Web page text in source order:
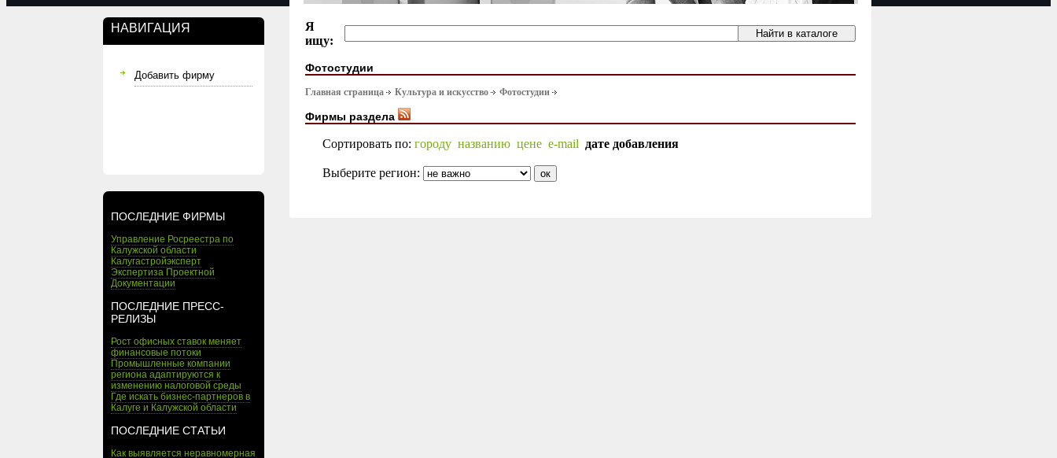
НАВИГАЦИЯ
Добавить фирму
ПОСЛЕДНИЕ ФИРМЫ
Управление Росреестра по
Калужской области
Калугастройэксперт
Экспертиза Проектной
Документации
ПОСЛЕДНИЕ ПРЕСС-
РЕЛИЗЫ
Рост офисных ставок меняет
финансовые потоки
Промышленные компании
региона адаптируются к
изменению налоговой среды
Где искать бизнес-партнеров в
Калуге и Калужской области
ПОСЛЕДНИЕ СТАТЬИ
Как выявляется неравномерная
Я
ищу:
Фотостудии
Главная страница Культура и искусство Фотостудии
Фирмы раздела
Сортировать по: городу названию цене e-mail дате добавления
Выберите регион: